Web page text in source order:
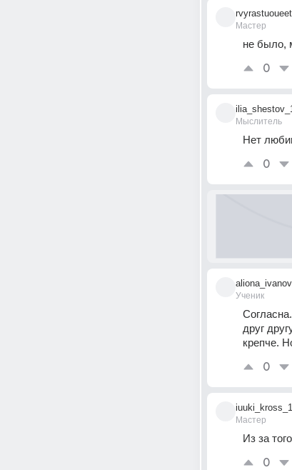
Мастер
не было,
0
Мыслитель
Нет
0
Ученик
друг
крепче.
0
Мастер
Из за
0